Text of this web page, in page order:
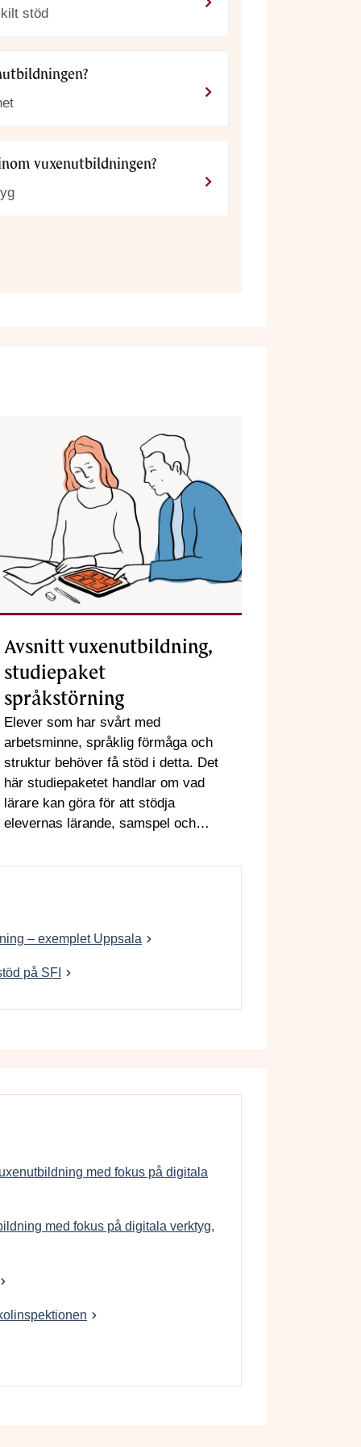
stöd
?
vuxenutbildningen?
Avsnitt vuxenutbildning,
studiepaket
språkstörning
Elever som har svårt med
arbetsminne, språklig förmåga och
struktur behöver få stöd i detta. Det
här studiepaketet handlar om vad
lärare kan göra för att stödja
elevernas lärande, samspel och
– exemplet Uppsala
på SFI
med fokus på digitala
med fokus på digitala verktyg,